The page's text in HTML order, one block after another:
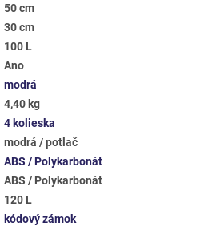
50 cm
30 cm
100 L
Ano
modrá
4,40 kg
4 kolieska
modrá / potlač
ABS / Polykarbonát
ABS / Polykarbonát
120 L
kódový zámok